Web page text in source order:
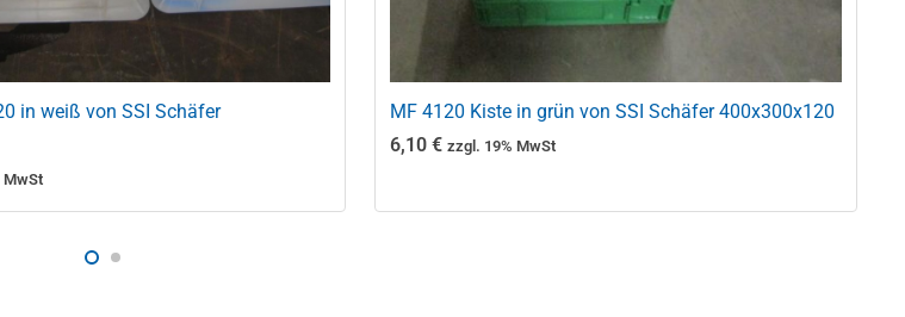
in weiß von SSI Schäfer
MwSt
MF 4120 Kiste in grün von SSI Schäfer 400x300x120
6,10 € zzgl. 19% MwSt